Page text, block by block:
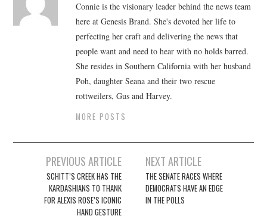
Connie is the visionary leader behind the news team
here at Genesis Brand. She's devoted her life to
perfecting her craft and delivering the news that
people want and need to hear with no holds barred.
She resides in Southern California with her husband
Poh, daughter Seana and their two rescue
rottweilers, Gus and Harvey.
MORE POSTS
navigation
PREVIOUS ARTICLE
SCHITT’S CREEK HAS THE
KARDASHIANS TO THANK
FOR ALEXIS ROSE’S ICONIC
HAND GESTURE
NEXT ARTICLE
THE SENATE RACES WHERE
DEMOCRATS HAVE AN EDGE
IN THE POLLS